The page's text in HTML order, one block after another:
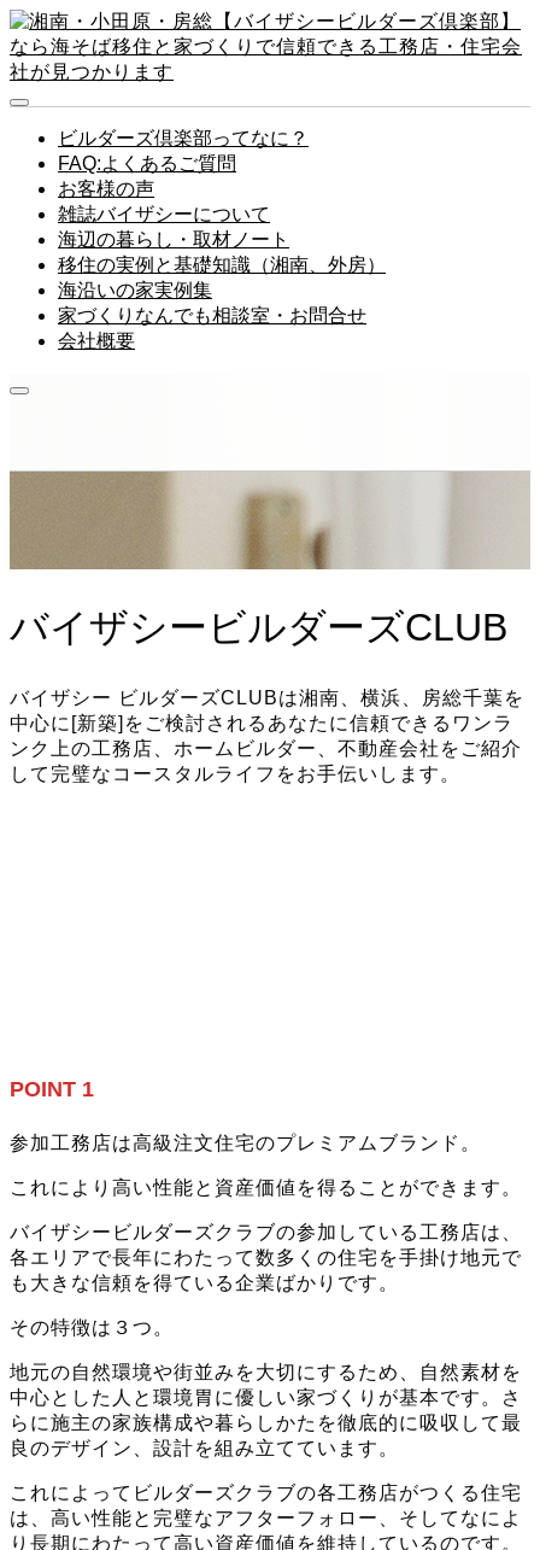
ビルダーズ倶楽部ってなに？
FAQ:よくあるご質問
お客様の声
雑誌バイザシーについて
海辺の暮らし・取材ノート
移住の実例と基礎知識（湘南、外房）
海沿いの家実例集
家づくりなんでも相談室・お問合せ
会社概要
バイザシービルダーズCLUB
バイザシー ビルダーズCLUBは湘南、横浜、房総千葉を
中心に[新築]をご検討されるあなたに信頼できるワンラ
ンク上の工務店、ホームビルダー、不動産会社をご紹介
して完璧なコースタルライフをお手伝いします。
POINT 1
参加工務店は高級注文住宅のプレミアムブランド。
これにより高い性能と資産価値を得ることができます。
バイザシービルダーズクラブの参加している工務店は、
各エリアで長年にわたって数多くの住宅を手掛け地元で
も大きな信頼を得ている企業ばかりです。
その特徴は３つ。
地元の自然環境や街並みを大切にするため、自然素材を
中心とした人と環境胃に優しい家づくりが基本です。さ
らに施主の家族構成や暮らしかたを徹底的に吸収して最
良のデザイン、設計を組み立てています。
これによってビルダーズクラブの各工務店がつくる住宅
は、高い性能と完璧なアフターフォロー、そしてなによ
り長期にわたって高い資産価値を維持しているのです。